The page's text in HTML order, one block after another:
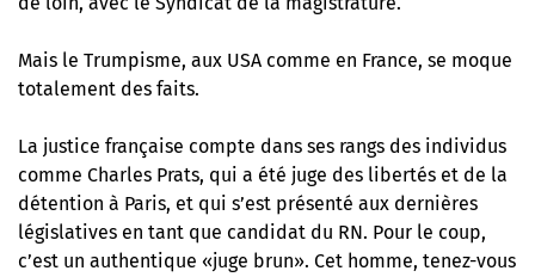
Mais le Trumpisme, aux USA comme en France, se moque
totalement des faits.
La justice française compte dans ses rangs des individus
comme Charles Prats, qui a été juge des libertés et de la
détention à Paris, et qui s’est présenté aux dernières
législatives en tant que candidat du RN. Pour le coup,
c’est un authentique «juge brun». Cet homme, tenez-vous